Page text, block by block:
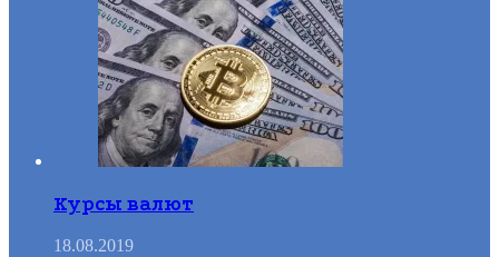
Курсы валют
18.08.2019